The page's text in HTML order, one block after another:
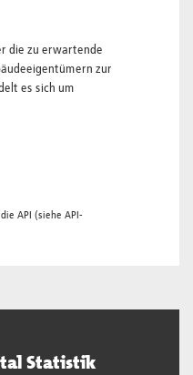
die zu erwartende
zur
es sich um
API (siehe API-
Statistik